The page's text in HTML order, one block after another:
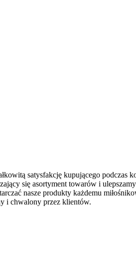
satysfakcję kupującego podczas
się asortyment towarów i
nasze produkty każdemu
i chwalony przez klientów.